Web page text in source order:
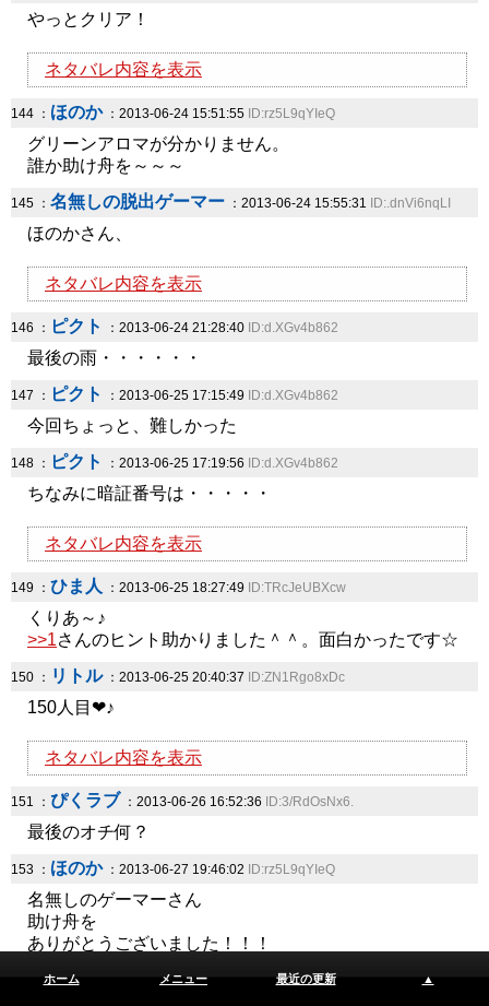
やっとクリア！
ネタバレ内容を表示
144 ： ほのか：2013-06-24 15:51:55 ID:rz5L9qYIeQ
グリーンアロマが分かりません。
誰か助け舟を～～～
145 ： 名無しの脱出ゲーマー ：2013-06-24 15:55:31 ID:.dnVi6nqLI
ほのかさん、
ネタバレ内容を表示
146 ： ピクト ：2013-06-24 21:28:40 ID:d.XGv4b862
最後の雨・・・・・・
147 ： ピクト ：2013-06-25 17:15:49 ID:d.XGv4b862
今回ちょっと、難しかった
148 ： ピクト ：2013-06-25 17:19:56 ID:d.XGv4b862
ちなみに暗証番号は・・・・・
ネタバレ内容を表示
149 ： ひま人 ：2013-06-25 18:27:49 ID:TRcJeUBXcw
くりあ～♪
>>1さんのヒント助かりました＾＾。面白かったです☆
150 ： リトル：2013-06-25 20:40:37 ID:ZN1Rgo8xDc
150人目❤♪
ネタバレ内容を表示
151 ： ぴくラブ ：2013-06-26 16:52:36 ID:3/RdOsNx6.
最後のオチ何？
153 ： ほのか：2013-06-27 19:46:02 ID:rz5L9qYIeQ
名無しのゲーマーさん
助け舟を
ありがとうございました！！！
154 ：脱出人 ：2013-06-28 16:28:59 ID:/v7s98P36c
ホーム メニュー 最近の更新 ▲